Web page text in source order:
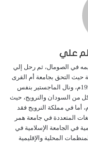
علي
عام 1964، أكمل تعليمه في الصومال، ثم رحل إلي
حيث التحق بجامعة أم القرى
قسم التاريخ الإسلامي حيث تخرج في عام 1991م، ونال الماجستير بنفس
في كل من السودان والنرويج، حيث
درجة الدكتوراة بجامعة النيلين عام 2006م، أما في مملكة النرويج فقد
المتعددة في جامعة همر
في الجامعة الإسلامية في
المحلية والإقليمية